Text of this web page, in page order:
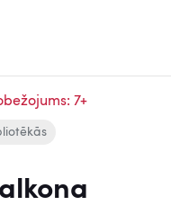
7+